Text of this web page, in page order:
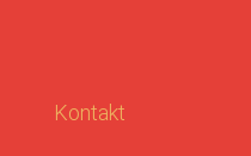
Kontakt